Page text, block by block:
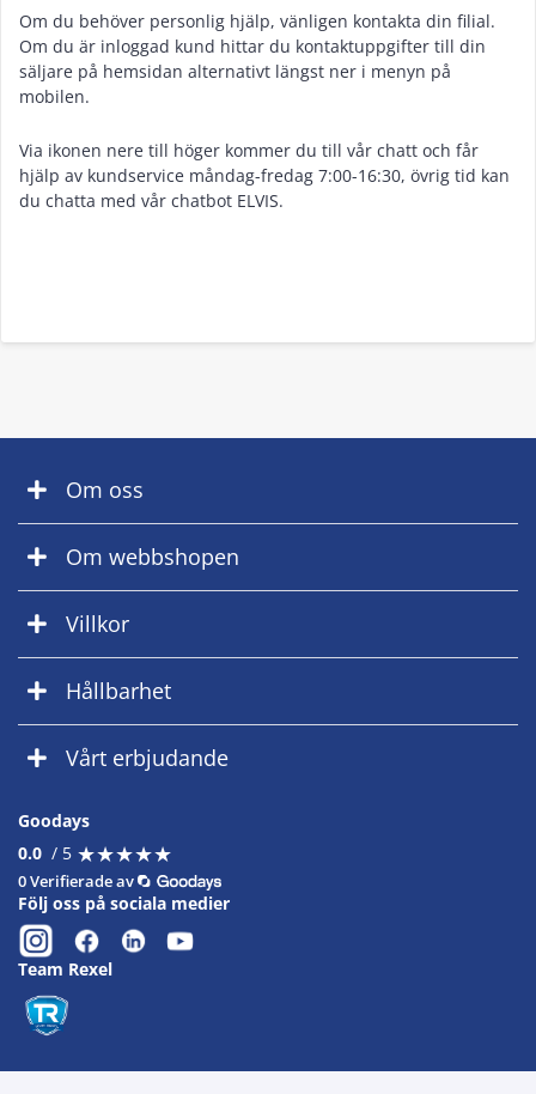
Om du behöver personlig hjälp, vänligen kontakta din filial.
Om du är inloggad kund hittar du kontaktuppgifter till din
säljare på hemsidan alternativt längst ner i menyn på
mobilen.
Via ikonen nere till höger kommer du till vår chatt och får
hjälp av kundservice måndag-fredag 7:00-16:30, övrig tid kan
du chatta med vår chatbot ELVIS.
Om oss
Om webbshopen
Villkor
Hållbarhet
Vårt erbjudande
Goodays
0.0 / 5 ★★★★★
★★★★★
0 Verifierade av
Följ oss på sociala medier
Team Rexel